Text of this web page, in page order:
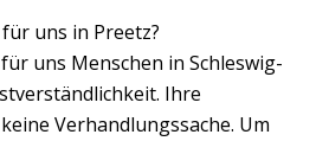
uns in Preetz?
uns Menschen in Schleswig-
Ihre
Verhandlungssache. Um